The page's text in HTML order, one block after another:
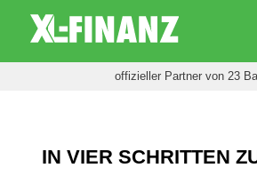
offizieller Partner von 23
IN VIER SCHRITTEN